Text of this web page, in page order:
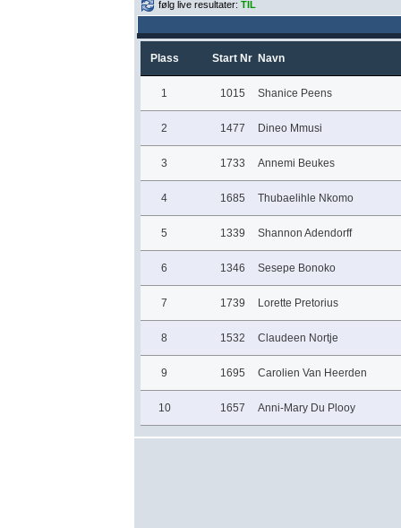
følg live resultater: TIL
Plass Start Nr Navn
1 1015 Shanice Peens
2 1477 Dineo Mmusi
3 1733 Annemi Beukes
4 1685 Thubaelihle Nkomo
5 1339 Shannon Adendorff
6 1346 Sesepe Bonoko
7 1739 Lorette Pretorius
8 1532 Claudeen Nortje
9 1695 Carolien Van Heerden
10 1657 Anni-Mary Du Plooy